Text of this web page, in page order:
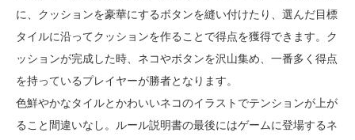
に、クッションを豪華にするボタンを縫い付けたり、選んだ目標
タイルに沿ってクッションを作ることで得点を獲得できます。ク
ッションが完成した時、ネコやボタンを沢山集め、一番多く得点
を持っているプレイヤーが勝者となります。
色鮮やかなタイルとかわいいネコのイラストでテンションが上が
ること間違いなし。ルール説明書の最後にはゲームに登場するネ